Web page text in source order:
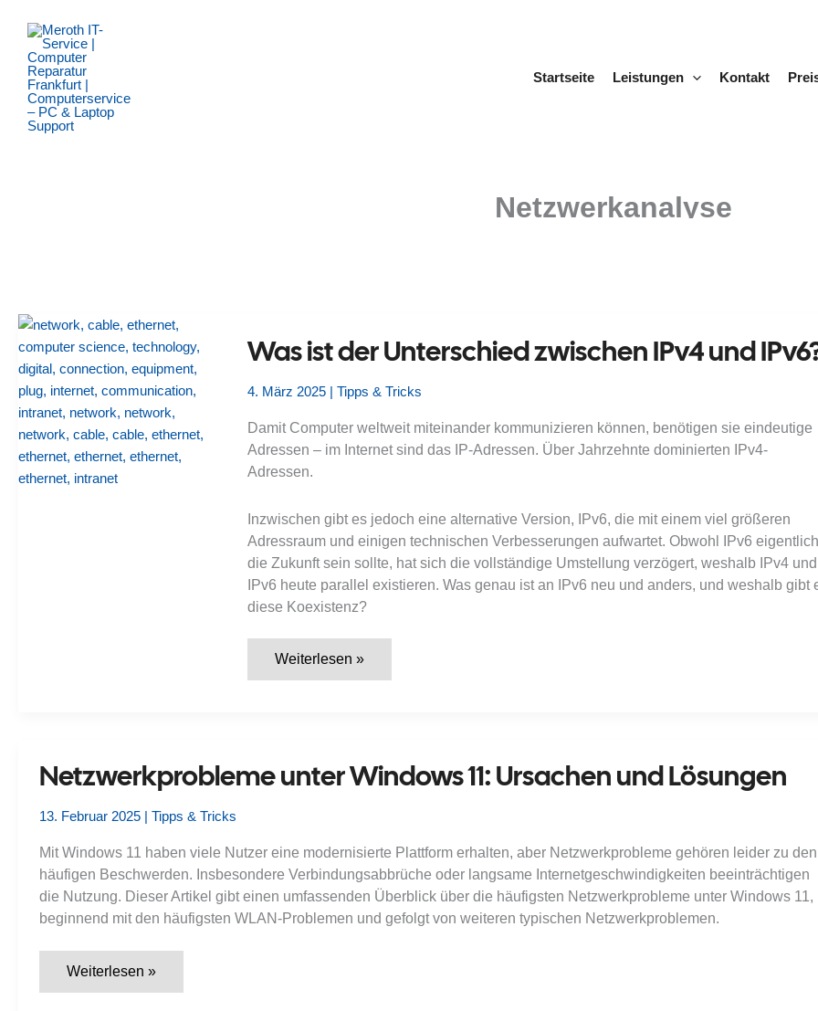
Inhalt
springen
Startseite
Leistungen Kontakt
Netzwerkanalyse
Was ist der Unterschied zwischen IPv4 und
4. März 2025 | Tipps & Tricks
Damit Computer weltweit miteinander kommunizieren können, benötigen sie eindeutige
Adressen – im Internet sind das IP-Adressen. Über Jahrzehnte dominierten IPv4-
Adressen.
Inzwischen gibt es jedoch eine alternative Version, IPv6, die mit einem viel größeren
Adressraum und einigen technischen Verbesserungen aufwartet. Obwohl IPv6 eigentlich
die Zukunft sein sollte, hat sich die vollständige Umstellung verzögert, weshalb IPv4 und
IPv6 heute parallel existieren. Was genau ist an IPv6 neu und anders, und weshalb gibt
diese Koexistenz?
Was
Weiterlesen »
Netzwerkprobleme unter Windows 11: Ursachen und Lösungen
13. Februar 2025 | Tipps & Tricks
Mit Windows 11 haben viele Nutzer eine modernisierte Plattform erhalten, aber Netzwerkprobleme gehören leider zu den
häufigen Beschwerden. Insbesondere Verbindungsabbrüche oder langsame Internetgeschwindigkeiten beeinträchtigen
die Nutzung. Dieser Artikel gibt einen umfassenden Überblick über die häufigsten Netzwerkprobleme unter Windows 11,
beginnend mit den häufigsten WLAN-Problemen und gefolgt von weiteren typischen Netzwerkproblemen.
Netzwerkprobleme
Weiterlesen »